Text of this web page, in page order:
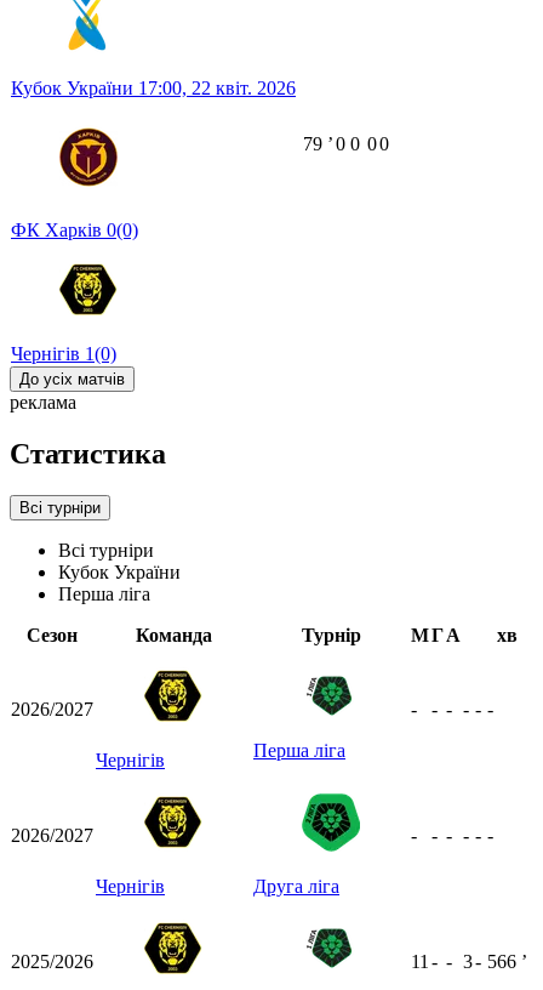
Кубок України 17:00, 22 квіт. 2026
ФК Харків 0(0)
Чернігів 1(0)
79 ʼ0 0 00
До усіх матчів
реклама
Статистика
Всі турніри
Всі турніри
Кубок України
Перша ліга
Сезон
Команда Турнір МГА хв
2026/2027
Чернігів Перша ліга
- - - - - -
2026/2027
Чернігів Друга ліга
- - - - - -
2025/2026 11 - - 3- 566 ʼ